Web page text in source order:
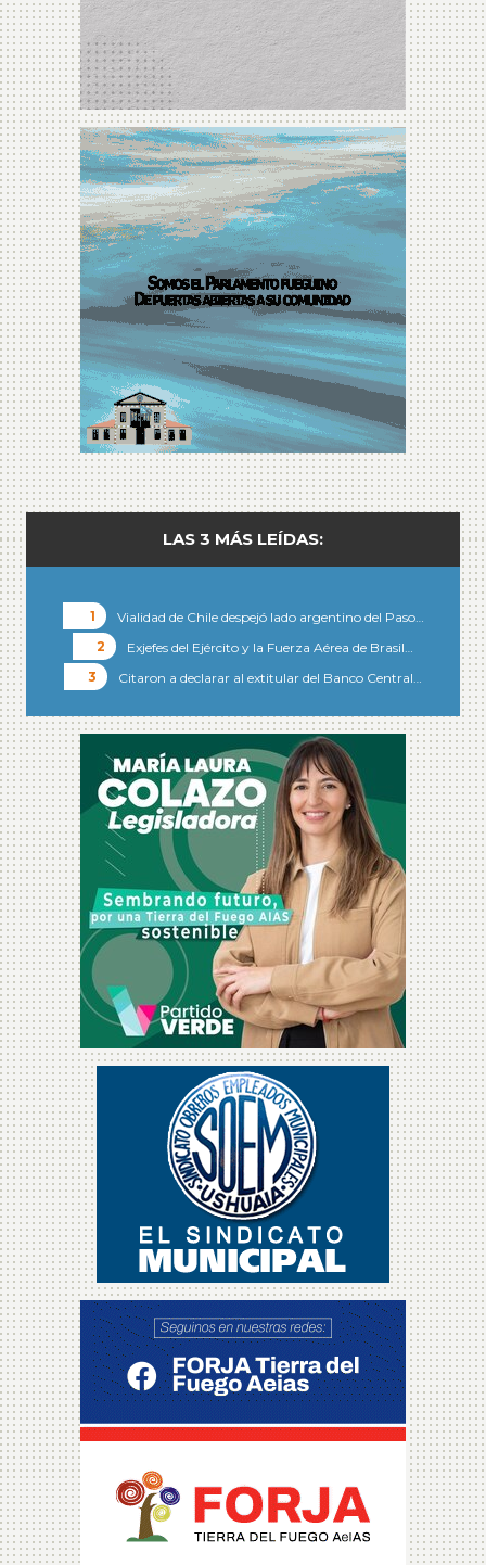
LAS 3 MÁS LEÍDAS:
Vialidad de Chile despejó lado argentino del Paso…
Exjefes del Ejército y la Fuerza Aérea de Brasil…
Citaron a declarar al extitular del Banco Central…